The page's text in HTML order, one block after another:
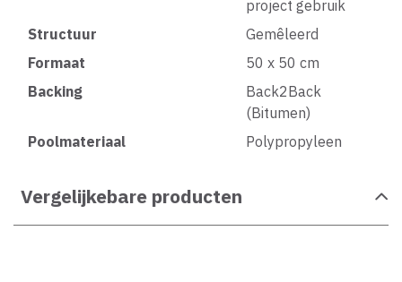
project gebruik
Structuur
Gemêleerd
Formaat
50 x 50 cm
Backing
Back2Back
(Bitumen)
Poolmateriaal
Polypropyleen
Vergelijkebare producten